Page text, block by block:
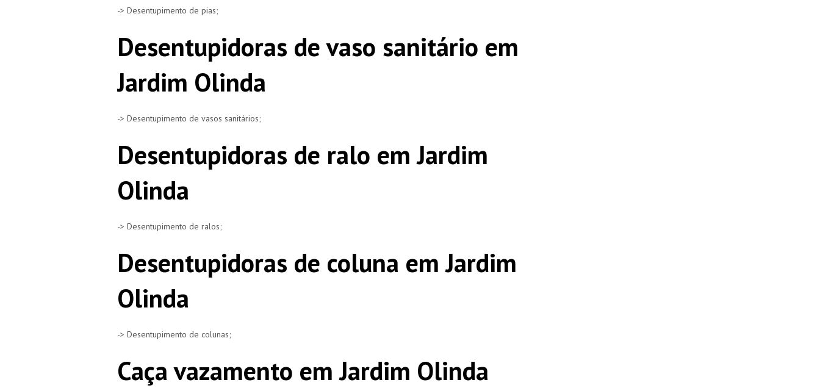
-> Desentupimento de pias;
Desentupidoras de vaso sanitário em
Jardim Olinda
-> Desentupimento de vasos sanitários;
Desentupidoras de ralo em Jardim
Olinda
-> Desentupimento de ralos;
Desentupidoras de coluna em Jardim
Olinda
-> Desentupimento de colunas;
Caça vazamento em Jardim Olinda